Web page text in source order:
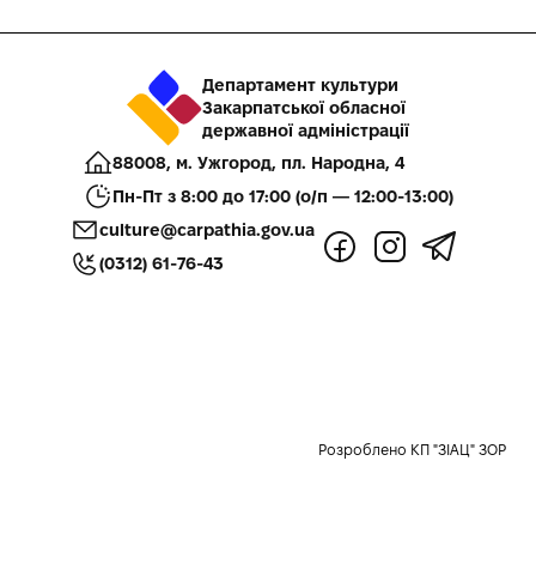
Департамент культури
Закарпатської обласної
державної адміністрації
88008, м. Ужгород, пл. Народна, 4
Пн-Пт з 8:00 до 17:00 (о/п — 12:00-13:00)
culture@carpathia.gov.ua
(0312) 61-76-43
Розроблено КП "ЗІАЦ" ЗОР